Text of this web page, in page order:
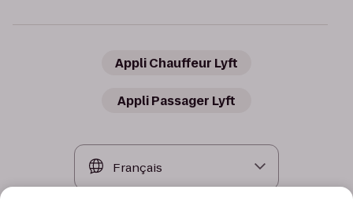
Appli Chauffeur Lyft
Appli Passager Lyft